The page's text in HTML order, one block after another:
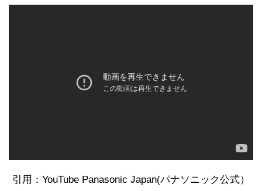
引用：YouTube Panasonic Japan(パナソニック公式）